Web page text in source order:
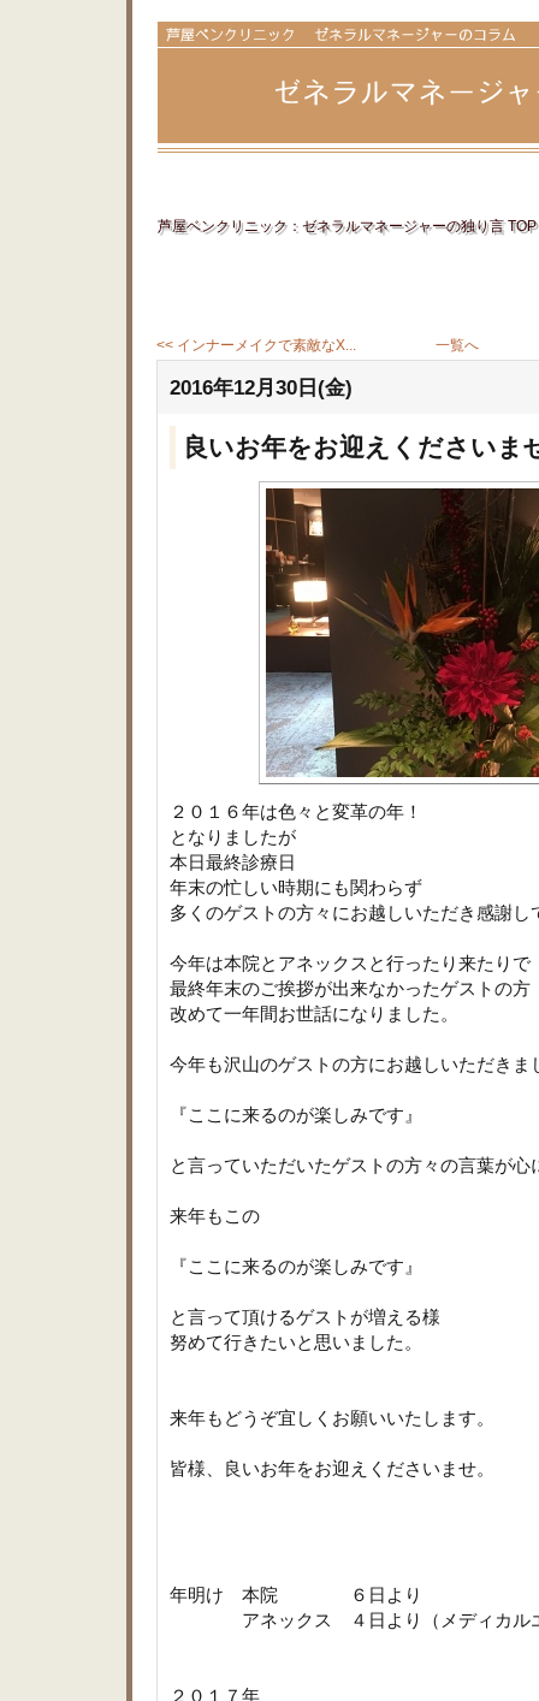
芦屋ベンクリニック：ゼネラルマネージャーの独り言 TOP
<< インナーメイクで素敵なX... 一覧へ
2016年12月30日(金)
良いお年をお迎えくださいま
２０１６年は色々と変革の年！
となりましたが
本日最終診療日
年末の忙しい時期にも関わらず
多くのゲストの方々にお越しいただき感謝し
今年は本院とアネックスと行ったり来たりで
最終年末のご挨拶が出来なかったゲストの方
改めて一年間お世話になりました。
今年も沢山のゲストの方にお越しいただきま
『ここに来るのが楽しみです』
と言っていただいたゲストの方々の言葉が心
来年もこの
『ここに来るのが楽しみです』
と言って頂けるゲストが増える様
努めて行きたいと思いました。
来年もどうぞ宜しくお願いいたします。
皆様、良いお年をお迎えくださいませ。
年明け 本院 ６日より
アネックス ４日より（メディカルエ
２０１７年